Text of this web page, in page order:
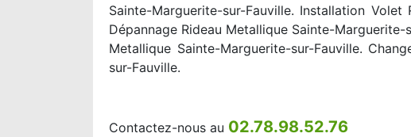
Sainte-Marguerite-sur-Fauville. Installation Volet
Dépannage Rideau Metallique Sainte-
Metallique Sainte-Marguerite-sur-Fauville.
sur-Fauville.
Contactez-nous au 02.78.98.52.76